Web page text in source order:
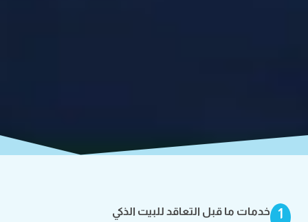
1 خدمات ما قبل التعاقد للبيت الذكي